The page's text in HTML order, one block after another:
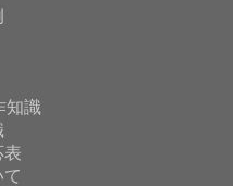
知識
表